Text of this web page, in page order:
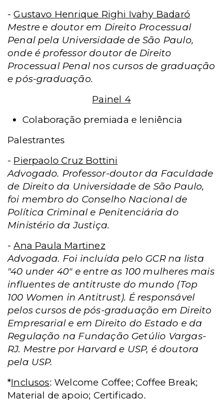
-Gustavo Henrique Righi Ivahy Badaró
Mestre e doutor em Direito Processual
Penal pela Universidade de São Paulo,
onde é professor doutor de Direito
Processual Penal nos cursos de graduação
e pós-graduação.
Painel 4
Colaboração premiada e leniência
Palestrantes
- Pierpaolo Cruz Bottini
Advogado. Professor-doutor da Faculdade
de Direito da Universidade de São Paulo,
foi membro do Conselho Nacional de
Política Criminal e Penitenciária do
Ministério da Justiça.
-Ana Paula Martinez
Advogada. Foi incluída pelo GCR na lista
"40 under 40" e entre as 100 mulheres mais
influentes de antitruste do mundo (Top
100 Women in Antitrust). É responsável
pelos cursos de pós-graduação em Direito
Empresarial e em Direito do Estado e da
Regulação na Fundação Getúlio Vargas-
RJ. Mestre por Harvard e USP, é doutora
pela USP.
*Inclusos: Welcome Coffee; Coffee Break;
Material de apoio; Certificado.